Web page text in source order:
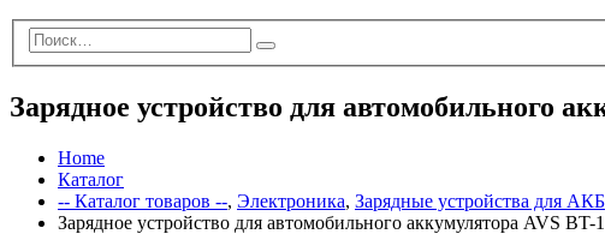
Зарядное устройство для автомобильного
Home
Каталог
-- Каталог товаров --, Электроника, Зарядные устройства для АКБ
Зарядное устройство для автомобильного аккумулятора AVS